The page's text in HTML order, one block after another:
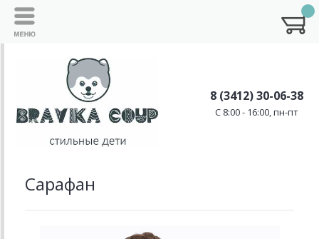
8 (3412) 30-06-38
C 8:00 - 16:00, пн-пт
Сарафан